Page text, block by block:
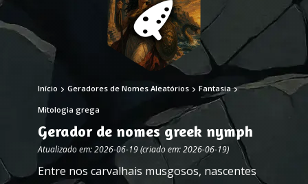
Início Geradores de Nomes Aleatórios Fantasia
Mitologia grega
Gerador de nomes greek nymph
Atualizado em: 2026-06-19 (criado em: 2026-06-19)
Entre nos carvalhais musgosos, nascentes